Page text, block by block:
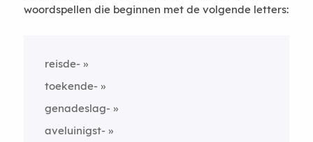
woordspellen die beginnen met de volgende letters:
reisde-
toekende-
genadeslag-
aveluinigst-